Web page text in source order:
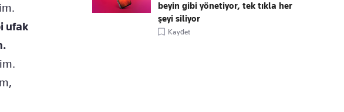
ufak
beyin gibi yönetiyor, tek tıkla her
şeyi siliyor
Kaydet